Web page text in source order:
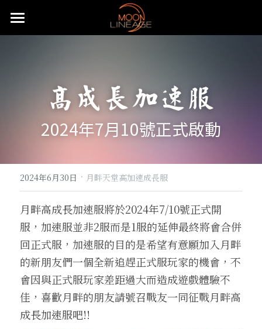
主頁
五大職業介紹
騎士介紹
王族介紹
法師介紹
黑暗妖精介紹
月畔地圖介紹
洞穴地圖介紹
限時特殊地圖
血盟升級系統
血盟通關-屠龍副本
特殊狀態月畔氣息
特殊狀態城主天上金
換匯喵喵系統
法師召喚介紹
強化系統介紹
防具附魔介紹
武器品質系統介紹
武防飾品祝福化能力介紹
武防過安定能力加成介紹
傲慢的加護石介紹
變身卡收集
變身卡合成
變身卡收藏加成
魔法娃娃收集
魔法娃娃合成
魔法娃娃收藏加成
紋樣系統介紹
伊娃紋樣
沙哈紋樣
收藏獎勵介紹
地圖狩獵證明收藏
四龍祭司娃娃系統
武器防具介紹
武器介紹
頭盔
手套
長靴
內衣
盔甲
盾牌
飾品介紹
麥斯特耳環
項鍊
戒指
腰帶
大地女神的祝福
怪物符文介紹
怪物符文
等級獎勵-職業符文介紹
騎士符文
王子符文
妖精符文
自動狩獵介紹
活動公告
無限大戰介紹
攻城戰
快速上手
遊戲理念與透明化的原則
遊戲基礎教學
特殊節慶型活動
開服衝等拿好禮活動
飄忽不定的旅人
2025中秋節活動盛典
2025聖誕喜樂活動盛典
預先登記好禮多重送
全服日常公告事項
推文回報說明
直播回報說明
月畔遊戲規章
外掛查緝細節
違反規章懲罰名單
贊助說明
免責聲明
搜索
繁體中文
繁體中文
24H自動贊助
高成長加速服
2024年7月10號正式啟動
2024年6月30日 · 月畔天堂高加速成長服
月畔高成長加速服將於2024年7/10號正式開
服，加速服並非2服而是1服的延伸最終將會合併
回正式服，加速服的目的是希望有意願加入月畔
的新朋友們一個全新追趕正式服玩家的機會，不
會因與正式服玩家差距過大而造成遊戲體驗不
佳，喜歡月畔的朋友請號召戰友一同征戰月畔高
成長加速服吧!!